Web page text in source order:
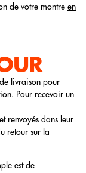
de votre montre en
livraison pour
Pour recevoir un
renvoyés dans leur
retour sur la
est de